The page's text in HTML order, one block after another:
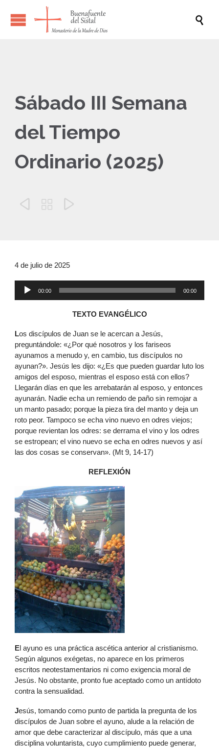

Sábado III Semana
del Tiempo
Ordinario (2025)
  
4 de julio de 2025
00:00 00:00
TEXTO EVANGÉLICO
Los discípulos de Juan se le acercan a Jesús,
preguntándole: «¿Por qué nosotros y los fariseos
ayunamos a menudo y, en cambio, tus discípulos no
ayunan?». Jesús les dijo: «¿Es que pueden guardar luto los
amigos del esposo, mientras el esposo está con ellos?
Llegarán días en que les arrebatarán al esposo, y entonces
ayunarán. Nadie echa un remiendo de paño sin remojar a
un manto pasado; porque la pieza tira del manto y deja un
roto peor. Tampoco se echa vino nuevo en odres viejos;
porque revientan los odres: se derrama el vino y los odres
se estropean; el vino nuevo se echa en odres nuevos y así
las dos cosas se conservan». (Mt 9, 14-17)
REFLEXIÓN
El ayuno es una práctica ascética anterior al cristianismo.
Según algunos exégetas, no aparece en los primeros
escritos neotestamentarios ni como exigencia moral de
Jesús. No obstante, pronto fue aceptado como un antídoto
contra la sensualidad.
Jesús, tomando como punto de partida la pregunta de los
discípulos de Juan sobre el ayuno, alude a la relación de
amor que debe caracterizar al discípulo, más que a una
disciplina voluntarista, cuyo cumplimiento puede generar,